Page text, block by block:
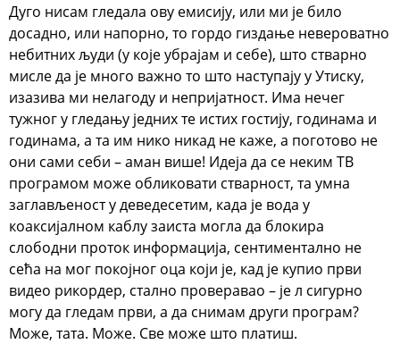
Дуго нисам гледала ову емисију, или ми је било
досадно, или напорно, то гордо гиздање невероватно
небитних људи (у које убрајам и себе), што стварно
мисле да је много важно то што наступају у Утиску,
изазива ми нелагоду и непријатност. Има нечег
тужног у гледању једних те истих гостију, годинама и
годинама, а та им нико никад не каже, а поготово не
они сами себи – аман више! Идеја да се неким ТВ
програмом може обликовати стварност, та умна
заглављеност у деведесетим, када је вода у
коаксијалном каблу заиста могла да блокира
слободни проток информација, сентиментално не
сећа на мог покојног оца који је, кад је купио први
видео рикордер, стално проверавао – је л сигурно
могу да гледам први, а да снимам други програм?
Може, тата. Може. Све може што платиш.